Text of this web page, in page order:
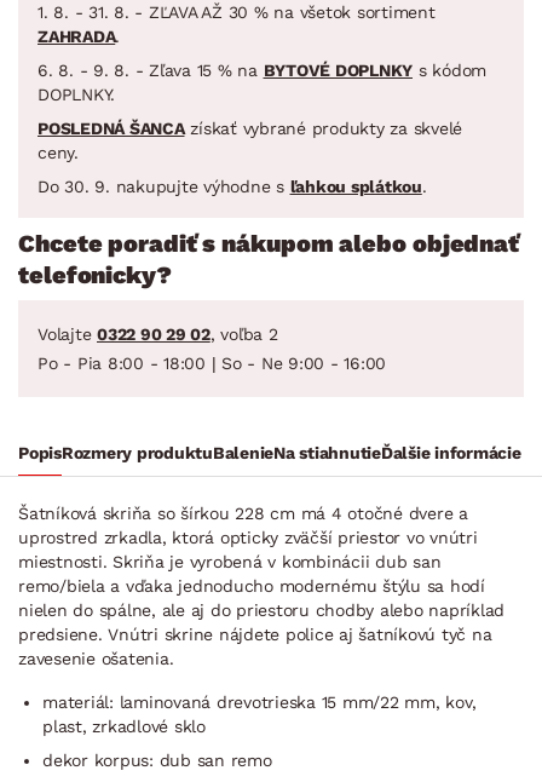
1. 8. - 31. 8. - ZĽAVA AŽ 30 % na všetok sortiment
ZAHRADA.
6. 8. - 9. 8. - Zľava 15 % na BYTOVÉ DOPLNKY s kódom
DOPLNKY.
POSLEDNÁ ŠANCAzískať vybrané produkty za skvelé
ceny.
Do 30. 9. nakupujte výhodne s ľahkou splátkou.
Chcete poradiť s nákupom alebo objednať
telefonicky?
Volajte 0322 90 29 02, voľba 2
Po - Pia 8:00 - 18:00 | So - Ne 9:00 - 16:00
PopisRozmery produktuBalenieNa stiahnutieĎalšie informácie
Šatníková skriňa so šírkou 228 cm má 4 otočné dvere a
uprostred zrkadla, ktorá opticky zväčší priestor vo vnútri
miestnosti. Skriňa je vyrobená v kombinácii dub san
remo/biela a vďaka jednoducho modernému štýlu sa hodí
nielen do spálne, ale aj do priestoru chodby alebo napríklad
predsiene. Vnútri skrine nájdete police aj šatníkovú tyč na
zavesenie ošatenia.
materiál: laminovaná drevotrieska 15 mm/22 mm, kov,
plast, zrkadlové sklo
dekor korpus: dub san remo